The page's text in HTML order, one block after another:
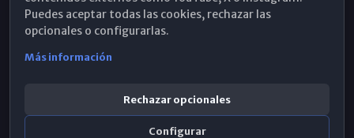
Puedes aceptar todas las cookies, rechazar las
opcionales o configurarlas.
Más información
Rechazar opcionales
Configurar